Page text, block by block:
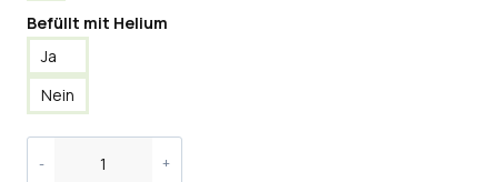
Befüllt mit Helium
Ja
Nein